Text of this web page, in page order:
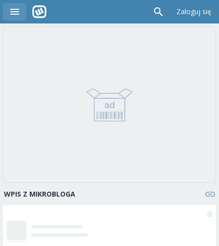
Zaloguj się
WPIS Z MIKROBLOGA